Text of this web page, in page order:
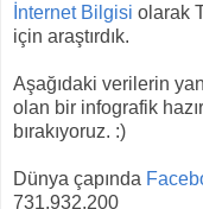
İnternet Bilgisi olarak
için araştırdık.
Aşağıdaki verilerin
olan bir infografik
bırakıyoruz. :)
Dünya çapında
731.932.200